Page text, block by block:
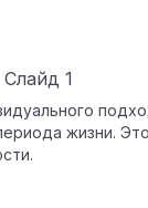
Слайд 1
жизни.